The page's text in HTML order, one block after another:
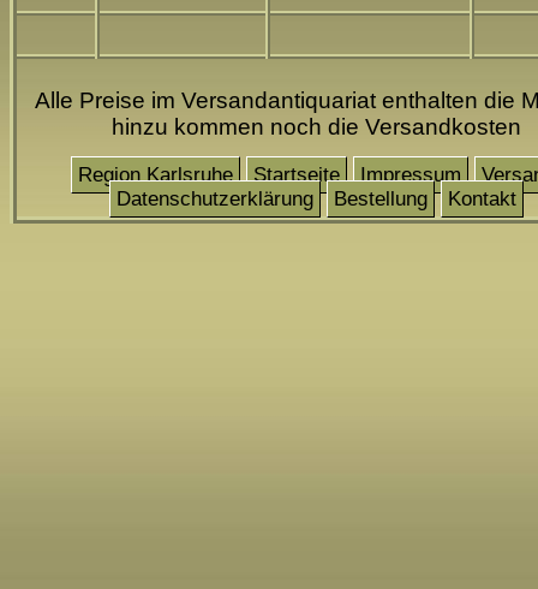
Alle Preise im Versandantiquariat enthalten die
hinzu kommen noch die Versandkosten
Region Karlsruhe Startseite Impressum
Datenschutzerklärung
Bestellung Kontakt